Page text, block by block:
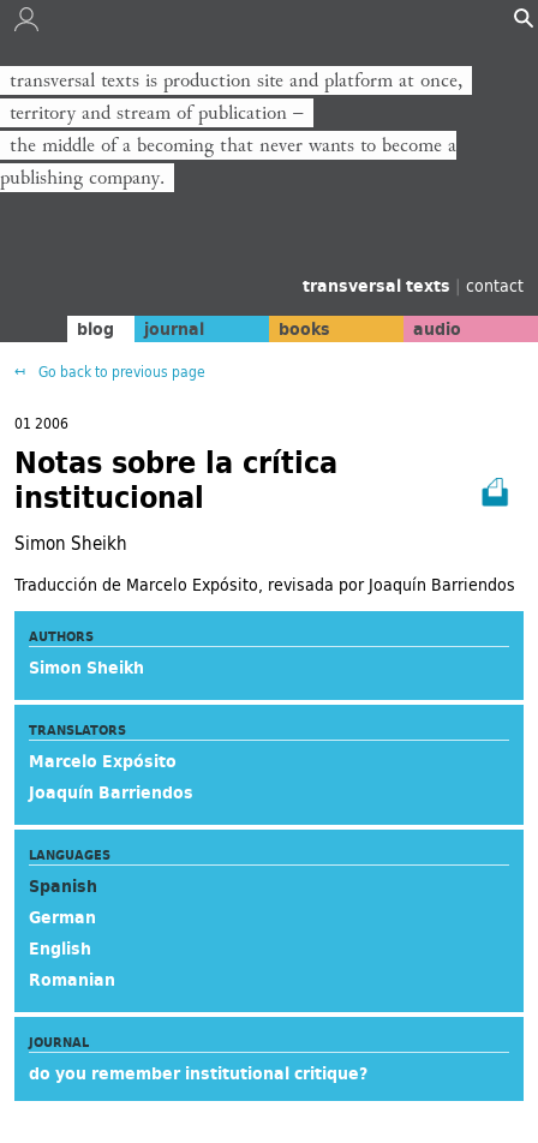
transversal texts is production site and platform at once,
territory and stream of publication −
the middle of a becoming that never wants to become a
publishing company.
transversal texts | contact
blog journal books audio
Go back to previous page
01 2006
Notas sobre la crítica
institucional
Simon Sheikh
Traducción de Marcelo Expósito, revisada por Joaquín Barriendos
AUTHORS
Simon Sheikh
TRANSLATORS
Marcelo Expósito
Joaquín Barriendos
LANGUAGES
Spanish
German
English
Romanian
JOURNAL
do you remember institutional critique?